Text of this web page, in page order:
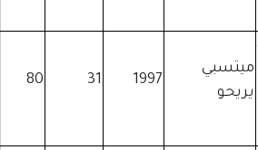
1997
31
80